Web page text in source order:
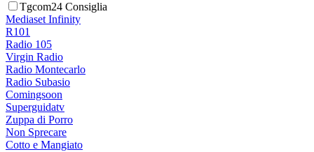
Tgcom24 Consiglia
Mediaset Infinity
R101
Radio 105
Virgin Radio
Radio Montecarlo
Radio Subasio
Comingsoon
Superguidatv
Zuppa di Porro
Non Sprecare
Cotto e Mangiato